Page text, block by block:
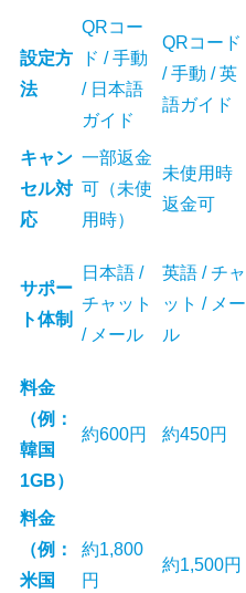
設定方
法
QRコー
ド / 手動
/ 日本語
ガイド
QRコード
/ 手動 / 英
語ガイド
キャン
セル対
応
一部返金
可（未使
用時）
未使用時
返金可
サポー
ト体制
日本語 /
チャット
/ メール
英語 / チャ
ット / メー
ル
料金
（例：
韓国
1GB）
約600円 約450円
料金
（例：
米国
約1,800
円
約1,500円